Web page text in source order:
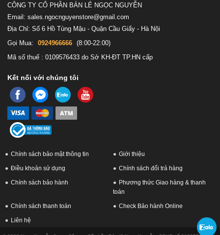
CÔNG TY CỔ PHẦN BÁN LẺ NGỌC NGUYỄN
Email: sales.ngocnguyenstore@gmail.com
Địa Chỉ: Số 6 Hồ Tùng Mậu - Quận Cầu Giấy - Hà Nội
Gọi Mua:
0924966666 (8:00-22:00)
Mã số thuế : 0109576433 do Sở KH-ĐT TP.HN cấp
Kết nối với chúng tôi
Chính sách bảo mật thông tin Giới thiệu
Điều khoản sử dụng Chính sách đổi trả hàng
Chính sách bảo hành
Phương thức Giao hàng & thanh
toán
Chính sách thanh toán Check Bảo hành Online
Liên hệ